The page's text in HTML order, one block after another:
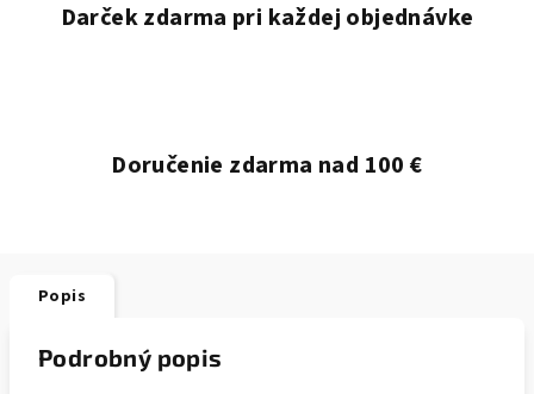
Darček zdarma pri každej objednávke
Doručenie zdarma nad 100 €
Popis
Podrobný popis